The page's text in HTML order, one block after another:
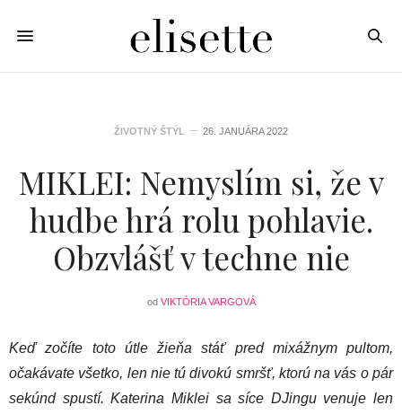
ŽIVOTNÝ ŠTÝL 26. JANUÁRA 2022
MIKLEI: Nemyslím si, že v
hudbe hrá rolu pohlavie.
Obzvlášť v techne nie
od VIKTÓRIA VARGOVÁ
Keď zočíte toto útle žieňa stáť pred mixážnym pultom,
očakávate všetko, len nie tú divokú smršť, ktorú na vás o pár
sekúnd spustí. Katerina Miklei sa síce DJingu venuje len